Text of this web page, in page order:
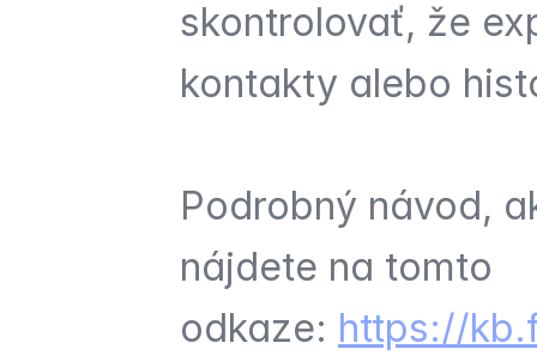
skontrolovať, že
kontakty alebo
Podrobný návod,
nájdete na tomto
odkaze: https://